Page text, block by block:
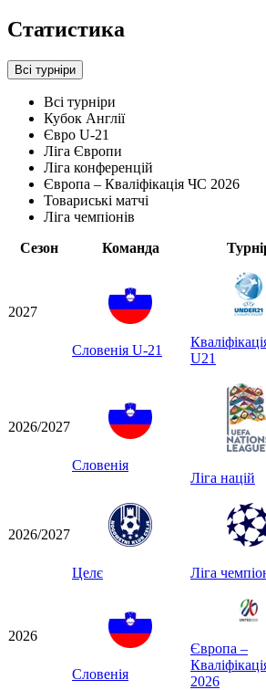
Статистика
Всі турніри
Всі турніри
Кубок Англії
Євро U-21
Ліга Європи
Ліга конференцій
Європа – Кваліфікація ЧС 2026
Товариські матчі
Ліга чемпіонів
Сезон
Команда
2027
Словенія U-21
U21
2026/2027
Словенія
Ліга націй
2026/2027
Целє Ліга
2026
Словенія
Європа –
2026